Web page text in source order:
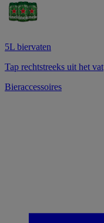
5L biervaten
Tap rechtstreeks uit het vat
Bieraccessoires